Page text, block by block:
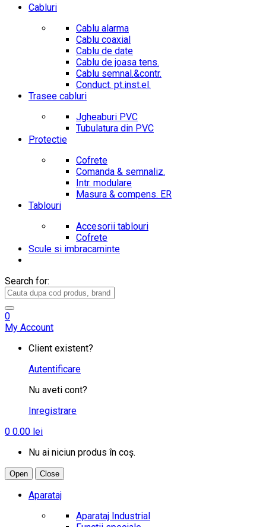
Cabluri
Cablu alarma
Cablu coaxial
Cablu de date
Cablu de joasa tens.
Cablu semnal.&contr.
Conduct. pt.inst.el.
Trasee cabluri
Jgheaburi PVC
Tubulatura din PVC
Protectie
Cofrete
Comanda & semnaliz.
Intr. modulare
Masura & compens. ER
Tablouri
Accesorii tablouri
Cofrete
Scule si imbracaminte
Search for:
0
My Account
Client existent?
Autentificare
Nu aveti cont?
Inregistrare
0 0.00 lei
Nu ai niciun produs în coș.
Open Close
Aparataj
Aparataj Industrial